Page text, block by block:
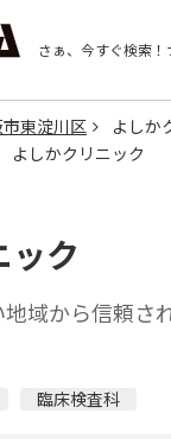
さぁ、今すぐ検索！
東淀川区
よしか
よしかクリニック
ック
域から信頼さ
臨床検査科